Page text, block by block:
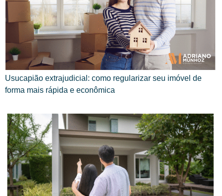
Usucapião extrajudicial: como regularizar seu imóvel de
forma mais rápida e econômica